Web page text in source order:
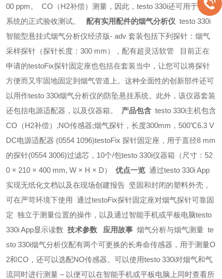
00 ppm。
CO（H2补偿）测量，因此，testo 330i还可用于供热
系统的正式验收测试。
配有实用配件的烟气分析仪 testo 330i
智能型悬挂式烟气分析仪经济版- adv 套装包括下列探针： 烟气
采样探针（探针长度：300 mm），配有超灵活软管
目前正在
申请的testoFix探针固定座也包括在套装当中，让您可以将探针
方便而又牢固地固定到烟气管道上。这种全面性的创新部件还可
以用作testo 330i烟气分析仪的防坠悬挂系统。 此外，该仪器套装
还包括电源适配器，以及仪器箱。
产品包含 testo 330i主机包含
CO（H2补偿）,NO传感器;烟气探针，长度300mm，500℃6.3 V
DC电源适配器 (0554 1096)testoFix 探针固定座，用于直径8 mm
的探针(0554 3006)过滤芯，10个/包testo 330i仪器箱（尺寸：52
0 × 210 × 400 mm, W × H × D）
优点一览 通过testo 330i App
实现无纸化文档以及在现场创建报告 坚固和封闭的塑料外壳，
可在严苛环境下使用 通过testoFix探针固定座对烟气探针可靠固
定 独立于测量位置的操作，以及通过智能手机或平板电脑testo
330i App显示读数 技术参数 应用故事 烟气分析与烟气测量 te
sto 330i烟气分析仪配有两个可更换的长寿命传感器，用于测量O
2和CO，还可以选配NO传感器。可以使用testo 330i对烟气和气
流同时进行测量 – 以便可以在智能手机或平板电脑上同时查看所